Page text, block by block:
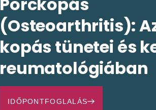
(Osteoarthritis):
kopás tünetei és
reumatológiában
IDŐPONTFOGLALÁS